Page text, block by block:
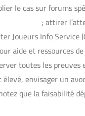
le cas sur forums
attirer
Joueurs Info Service
aide et ressources
toutes les
élevé, envisager un
que la faisabilité